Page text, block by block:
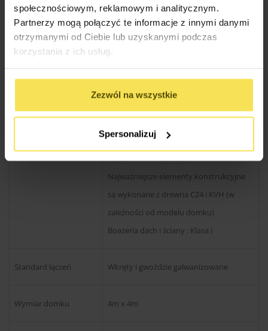
społecznościowym, reklamowym i analitycznym.
Partnerzy mogą połączyć te informacje z innymi danymi
otrzymanymi od Ciebie lub uzyskanymi podczas
korzystania z ich usług.
Zezwól na wszystkie
Spersonalizuj
Standard wykonania Stan surowy zamknięty
Sosna, Świerk
Konstrukcja drewno jakości C24 suszone
komorowo i heblowane
Najważniejsze elementy konstrukcyjne
są wykonane z drewna C24 i KVH (w
zależności od modelu domku)
Boazeria dach i ściany : Klasa I
Standard łączeń Wkręty i gwoździe galwanizowane
Wymiar domku 4m x 4m